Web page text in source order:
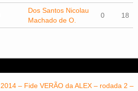
Dos Santos Nicolau
Machado de O.
0 18
2014 – Fide VERÃO da ALEX – rodada 2 –